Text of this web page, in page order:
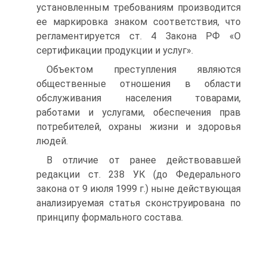
установленным требованиям производится
ее маркировка знаком соответствия, что
регламентируется ст. 4 Закона РФ «О
сертификации продукции и услуг».
Объектом преступления являются
общественные отношения в области
обслуживания населения товарами,
работами и услугами, обеспечения прав
потребителей, охраны жизни и здоровья
людей.
В отличие от ранее действовавшей
редакции ст. 238 УК (до Федерального
закона от 9 июля 1999 г.) ныне действующая
анализируемая статья сконструирована по
принципу формального состава.